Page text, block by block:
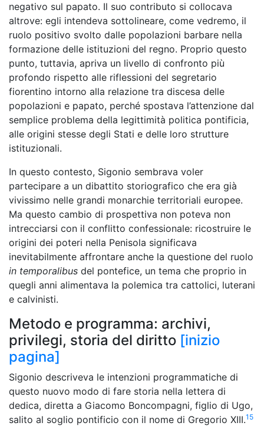
negativo sul papato. Il suo contributo si collocava
altrove: egli intendeva sottolineare, come vedremo, il
ruolo positivo svolto dalle popolazioni barbare nella
formazione delle istituzioni del regno. Proprio questo
punto, tuttavia, apriva un livello di confronto più
profondo rispetto alle riflessioni del segretario
fiorentino intorno alla relazione tra discesa delle
popolazioni e papato, perché spostava l’attenzione dal
semplice problema della legittimità politica pontificia,
alle origini stesse degli Stati e delle loro strutture
istituzionali.
In questo contesto, Sigonio sembrava voler
partecipare a un dibattito storiografico che era già
vivissimo nelle grandi monarchie territoriali europee.
Ma questo cambio di prospettiva non poteva non
intrecciarsi con il conflitto confessionale: ricostruire le
origini dei poteri nella Penisola significava
inevitabilmente affrontare anche la questione del ruolo
in temporalibus del pontefice, un tema che proprio in
quegli anni alimentava la polemica tra cattolici, luterani
e calvinisti.
Metodo e programma: archivi,
privilegi, storia del diritto [inizio
pagina]
Sigonio descriveva le intenzioni programmatiche di
questo nuovo modo di fare storia nella lettera di
dedica, diretta a Giacomo Boncompagni, figlio di Ugo,
salito al soglio pontificio con il nome di Gregorio XIII.15